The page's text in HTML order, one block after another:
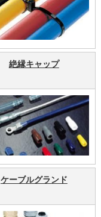
絶縁キャップ
ケーブルグランド